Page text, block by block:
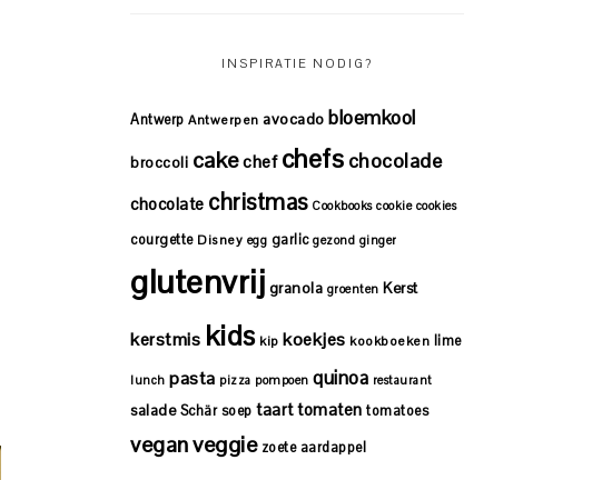
INSPIRATIE NODIG?
Antwerp Antwerpen avocado bloemkool
broccoli cakechef chefs chocolade
chocolate christmas Cookbooks cookie cookies
courgette Disney egg garlic gezond ginger
glutenvrij granola groenten Kerst
kerstmis kids kip koekjes kookboeken lime
lunch pasta pizza pompoen quinoa restaurant
salade Schär soep taarttomaten tomatoes
veganveggie zoete aardappel